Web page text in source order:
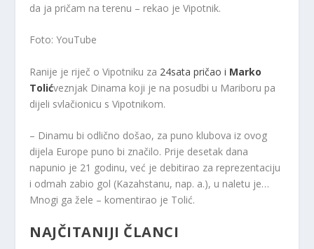
da ja pričam na terenu – rekao je Vipotnik.
Foto: YouTube
Ranije je riječ o Vipotniku za 24sata pričao i Marko
Tolićveznjak Dinama koji je na posudbi u Mariboru pa
dijeli svlačionicu s Vipotnikom.
– Dinamu bi odlično došao, za puno klubova iz ovog
dijela Europe puno bi značilo. Prije desetak dana
napunio je 21 godinu, već je debitirao za reprezentaciju
i odmah zabio gol (Kazahstanu, nap. a.), u naletu je…
Mnogi ga žele – komentirao je Tolić.
NAJČITANIJI ČLANCI